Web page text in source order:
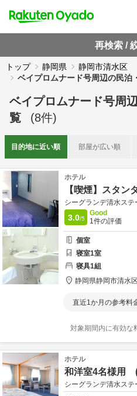
再検索 /
トップ 静岡県
静岡市清水区
ベイプロムナード号周辺の民泊
ベイプロムナード号周辺
覧
(8件)
目的地に近い順 部屋が広い順
ホテル
【喫煙】スタン
シーグランデ清水ス
3.0/5
Good
1件の評価
個室
寝室1室
寝具1組
静岡県静岡市清水
直近1か月の参考料
対象期間内に有効な
ホテル
和洋室4名様用
シーグランデ清水ス